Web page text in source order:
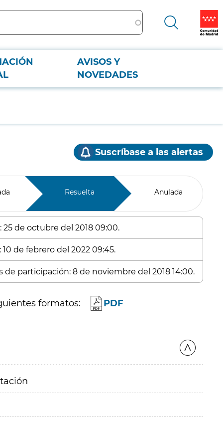
AVISOS Y
NOVEDADES
Suscríbase a las alertas
Resuelta Anulada
de octubre del 2018 09:00.
de febrero del 2022 09:45.
participación: 8 de noviembre del 2018 14:00.
formatos: PDF